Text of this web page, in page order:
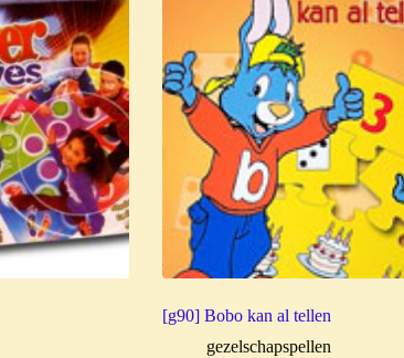
[g90] Bobo kan al tellen
gezelschapspellen